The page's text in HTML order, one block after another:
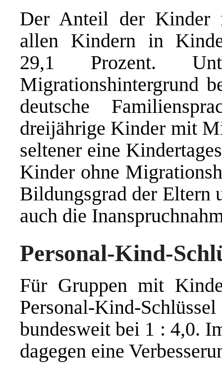
Der Anteil der Kinder
allen Kindern in
29,1 Prozent.
Migrationshintergrund
deutsche
dreijährige Kinder mit
seltener eine
Kinder ohne
Bildungsgrad der Eltern
auch die
Personal-Kind-
Für Gruppen mit
Personal-Kind-
bundesweit bei 1 : 4,0.
dagegen eine